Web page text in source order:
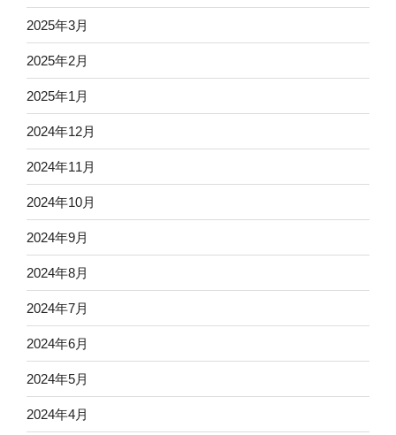
2025年3月
2025年2月
2025年1月
2024年12月
2024年11月
2024年10月
2024年9月
2024年8月
2024年7月
2024年6月
2024年5月
2024年4月